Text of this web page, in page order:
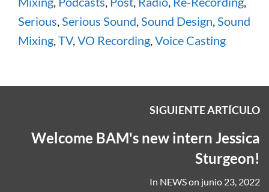
Serious,Serious Sound,Sound Design,Sound
Mixing,TV,VO Recording,Voice Casting
SIGUIENTE ARTÍCULO
Welcome BAM's new intern Jessica
Sturgeon!
In NEWSon junio 23, 2022